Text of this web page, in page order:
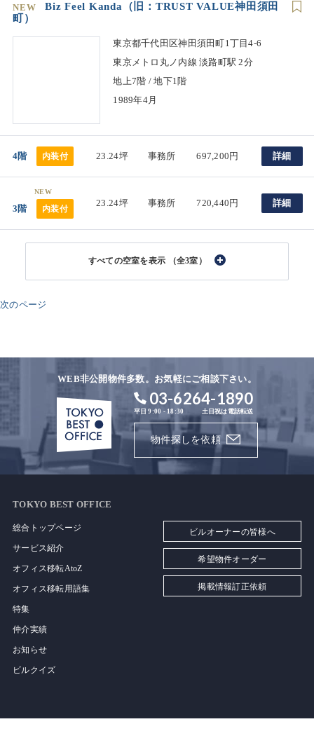
NEW
Biz Feel Kanda（旧：TRUST VALUE神田須田
町）
東京都千代田区神田須田町1丁目4-6
東京メトロ丸ノ内線 淡路町駅 2分
地上7階 / 地下1階
1989年4月
4階 内装付 23.24坪 事務所 697,200円 詳細
NEW
3階 内装付
23.24坪 事務所 720,440円 詳細
（全3室）
次のページ
WEB非公開物件多数。お気軽にご相談下さい。
03-6264-1890
平日 9:00 - 18:30 土日祝は電話転送
物件探しを依頼
TOKYO BEST OFFICE
総合トップページ
サービス紹介
オフィス移転AtoZ
オフィス移転用語集
特集
仲介実績
お知らせ
ビルクイズ
ビルオーナーの皆様へ
希望物件オーダー
掲載情報訂正依頼